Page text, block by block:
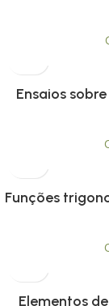
Ensaios
Funções
Elementos